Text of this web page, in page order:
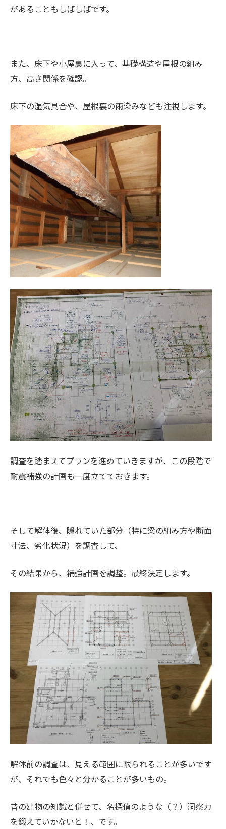
があることもしばしばです。
また、床下や小屋裏に入って、基礎構造や屋根の組み
方、高さ関係を確認。
床下の湿気具合や、屋根裏の雨染みなども注視します。
調査を踏まえてプランを進めていきますが、この段階で
耐震補強の計画も一度立てておきます。
そして解体後、隠れていた部分（特に梁の組み方や断面
寸法、劣化状況）を調査して、
その結果から、補強計画を調整。最終決定します。
解体前の調査は、見える範囲に限られることが多いです
が、それでも色々と分かることが多いもの。
昔の建物の知識と併せて、名探偵のような（？）洞察力
を鍛えていかないと！、です。